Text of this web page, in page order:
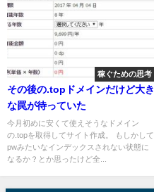
稼ぐための思考
その後の.topドメインだけど大き
な罠が待っていた
今月初めに安くて使えそうなドメイン
の.topを取得してサイト作成。 もしかして
pwみたいなインデックスされない状態に
なるか？とか思ったけど全...